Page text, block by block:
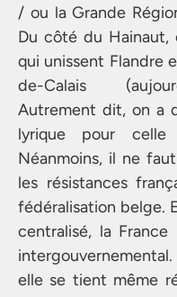
/ ou la Grande
Du côté du Hainaut,
qui unissent Flandre
de-Calais
Autrement dit, on a
lyrique pour celle
Néanmoins, il ne
les résistances
fédéralisation belge.
centralisé, la
elle se tient même